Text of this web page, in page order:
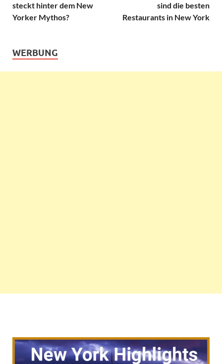
steckt hinter dem New
Yorker Mythos?
sind die besten
Restaurants in New York
WERBUNG